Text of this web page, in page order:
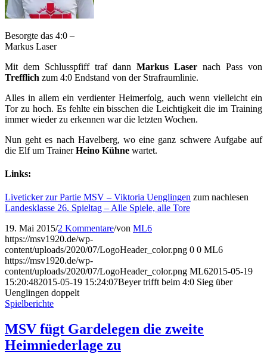
Besorgte das 4:0 –
Markus Laser
Mit dem Schlusspfiff traf dann Markus Laser nach Pass von
Trefflich zum 4:0 Endstand von der Strafraumlinie.
Alles in allem ein verdienter Heimerfolg, auch wenn vielleicht ein
Tor zu hoch. Es fehlte ein bisschen die Leichtigkeit die im Training
immer wieder zu erkennen war die letzten Wochen.
Nun geht es nach Havelberg, wo eine ganz schwere Aufgabe auf
die Elf um TrainerHeino Kühne wartet.
Links:
Liveticker zur Partie MSV – Viktoria Uenglingen zum nachlesen
Landesklasse 26. Spieltag – Alle Spiele, alle Tore
19. Mai 2015/2 Kommentare/von ML6
https://msv1920.de/wp-
content/uploads/2020/07/LogoHeader_color.png 0 0 ML6
https://msv1920.de/wp-
content/uploads/2020/07/LogoHeader_color.png ML62015-05-19
15:20:482015-05-19 15:24:07Beyer trifft beim 4:0 Sieg über
Uenglingen doppelt
Spielberichte
MSV fügt Gardelegen die zweite
Heimniederlage zu